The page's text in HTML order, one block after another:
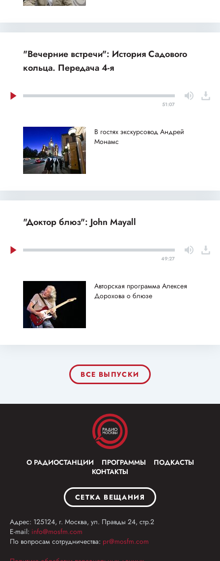
"Вечерние встречи": История Садового
кольца. Передача 4-я
51:07
В гостях экскурсовод Андрей
Монамс
"Доктор блюз": John Mayall
49:27
Авторская программа Алексея
Дорохова о блюзе
ВСЕ ВЫПУСКИ
О РАДИОСТАНЦИИ ПРОГРАММЫ
ПОДКАСТЫ
КОНТАКТЫ
СЕТКА ВЕЩАНИЯ
Адрес: 125124, г. Москва, ул. Правды 24, стр.2
E-mail: info@mosfm.com
По вопросам сотрудничества: pr@mosfm.com